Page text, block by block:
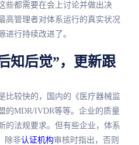
些都需要在会上讨论并做出决
高管理者对体系运行的真实状况
进行持续改进了。
知后觉”，更新跟
比较快的，国内的《医疗器械监
的MDR/IVDR等等。企业的质量
的法规要求。但有些企业，体系
除非认证机构审核时指出，否则